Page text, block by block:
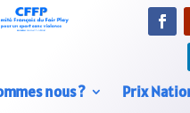
nous ? Prix